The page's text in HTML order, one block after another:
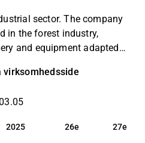
sector. The company
in the forest industry,
and equipment adapted
addition, the company
Operations are held on
2025 26e 27e
2025 26e 27e